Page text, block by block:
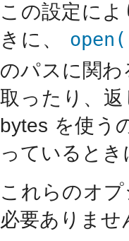
この設定に
きに、
のパスに関
取ったり、
bytes を使う
っていると
これらのオ
必要ありませ